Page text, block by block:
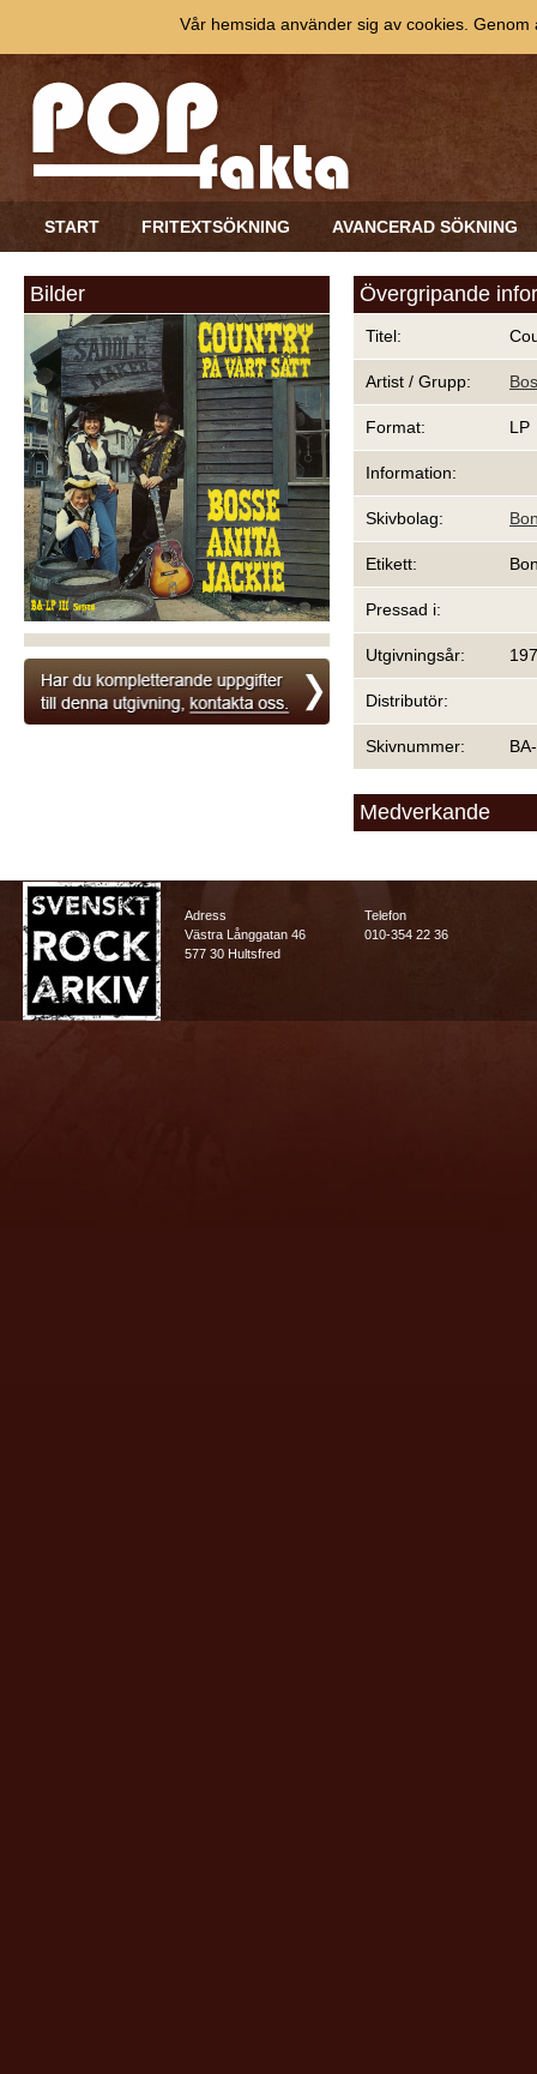
START FRITEXTSÖKNING AVANCERAD SÖKNING
Bilder Övergripande
Titel:
Artist / Grupp:
Format: LP
Information:
Skivbolag:
Etikett:
Pressad i:
Utgivningsår:
Distributör:
Skivnummer:
Medverkande
Adress
Västra Långgatan 46
577 30 Hultsfred
Telefon
010-354 22 36
Vår hemsida använder sig av cookies.